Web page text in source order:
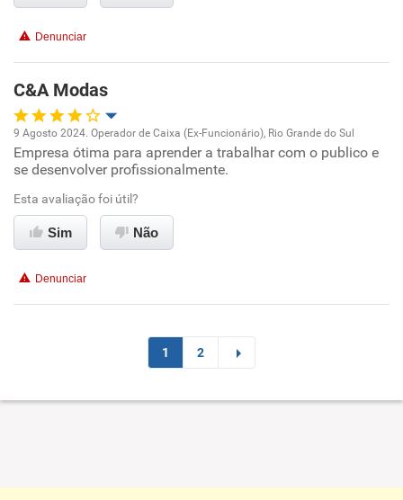
Benefícios
Recomenda esta empresa
Recomenda a diretoria
Denunciar
C&A Modas
Oportunidade de promoção
Ambiente de trabalho
Conciliação com a vida familiar
Recomenda esta empresa
Recomenda a diretoria
9 Agosto 2024. Operador de Caixa (Ex-Funcionário), Rio Grande do Sul
Empresa ótima para aprender a trabalhar com o publico e
se desenvolver profissionalmente.
Esta avaliação foi útil?
Sim Não
Denunciar
1 2